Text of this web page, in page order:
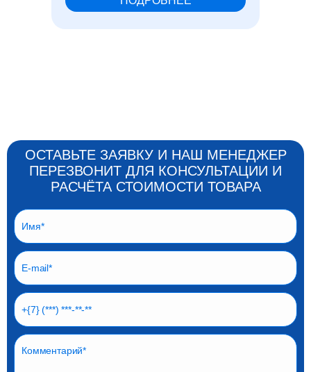
ОСТАВЬТЕ ЗАЯВКУ И НАШ МЕНЕДЖЕР
ПЕРЕЗВОНИТ ДЛЯ КОНСУЛЬТАЦИИ И
РАСЧЁТА СТОИМОСТИ ТОВАРА